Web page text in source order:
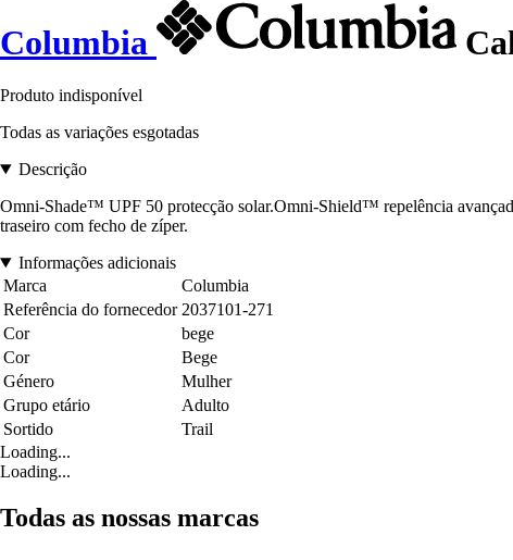
Columbia
Produto indisponível
Todas as variações esgotadas
Descrição
Omni-Shade™ UPF 50 protecção solar.Omni-Shield™ repelência
traseiro com fecho de zíper.
Informações adicionais
Marca
Columbia
Referência do fornecedor 2037101-271
Cor
bege
Cor
Bege
Género
Mulher
Grupo etário
Adulto
Sortido
Trail
Loading...
Loading...
Todas as nossas marcas